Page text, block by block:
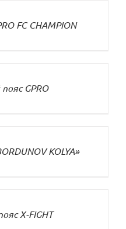
FC CHAMPION
GPRO
KOLYA»
X-FIGHT